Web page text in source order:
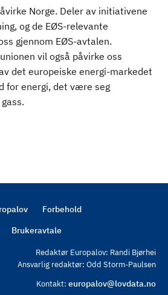
Norge. Deler av initiativene
og de EØS-relevante
gjennom EØS-avtalen.
vil også påvirke oss
det europeiske energi-markedet
for energi, det være seg
Forbehold
Brukeravtale
Redaktør Europalov: Randi Bjørhei
Ansvarlig redaktør: Odd Storm-Paulsen
Kontakt: europalov@lovdata.no